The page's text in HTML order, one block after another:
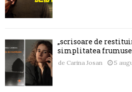
„scrisoare de
simplitatea
de Carina Josan 5